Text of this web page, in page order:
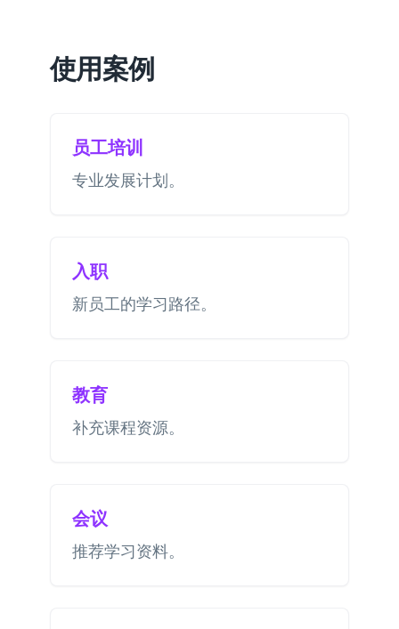
使用案例
员工培训
专业发展计划。
入职
新员工的学习路径。
教育
补充课程资源。
会议
推荐学习资料。